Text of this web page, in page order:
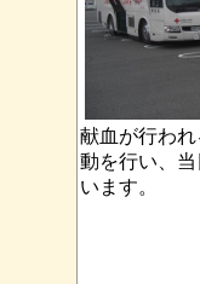
献血が行わ
動を行い、
います。